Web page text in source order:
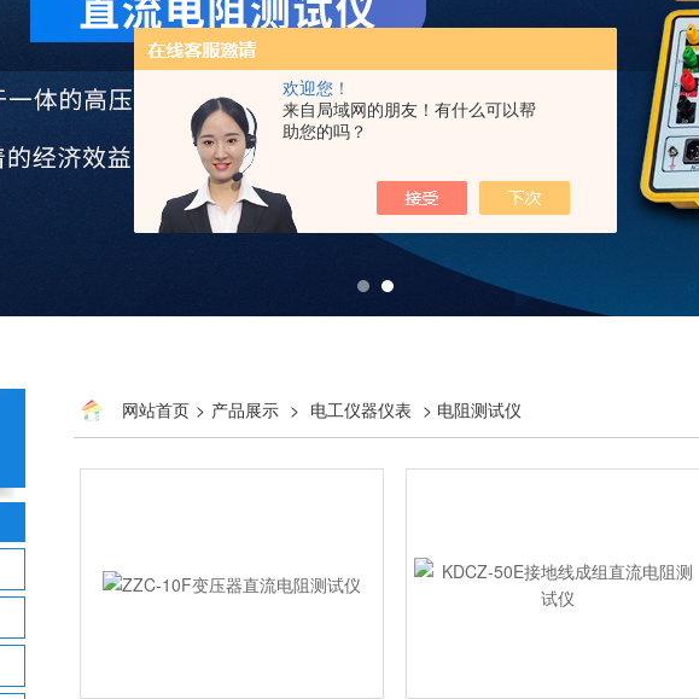
欢迎您！
来自局域网的朋友！有什么可以帮
助您的吗？
网站首页 > 产品展示 > 电工仪器仪表 > 电阻测试仪